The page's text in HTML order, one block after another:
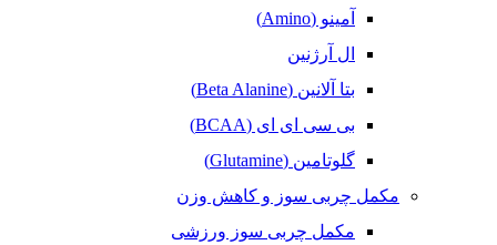
آمینو (Amino)
ال آرژنین
بتا آلانین (Beta Alanine)
بی سی ای ای (BCAA)
گلوتامین (Glutamine)
مکمل‌ چربی‌ سوز و کاهش وزن
مکمل چربی سوز ورزشی